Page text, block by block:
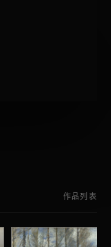
作品列表